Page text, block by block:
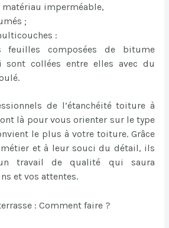
matériau imperméable,
;
:
feuilles composées de bitume
sont collées entre elles avec du
de l’étanchéité toiture à
là pour vous orienter sur le type
le plus à votre toiture. Grâce
et à leur souci du détail, ils
travail de qualité qui saura
et vos attentes.
: Comment faire ?